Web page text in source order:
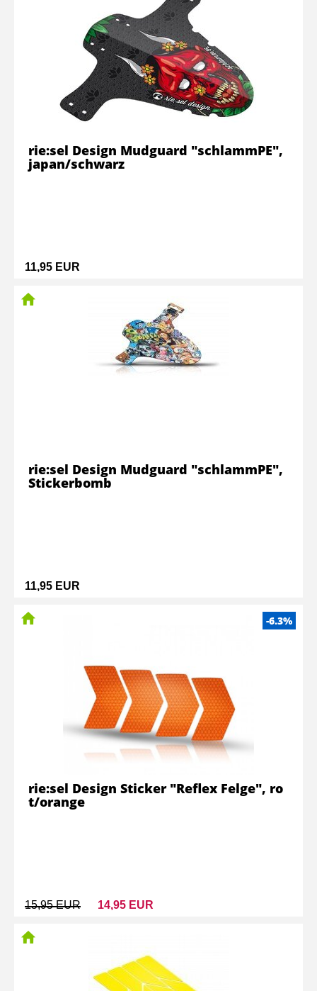
11,95 EUR
rie:sel Design Mudguard "schlammPE",
japan/schwarz
11,95 EUR
rie:sel Design Mudguard "schlammPE",
Stickerbomb
-6.3%
15,95 EUR 14,95 EUR
rie:sel Design Sticker "Reflex Felge", ro
t/orange